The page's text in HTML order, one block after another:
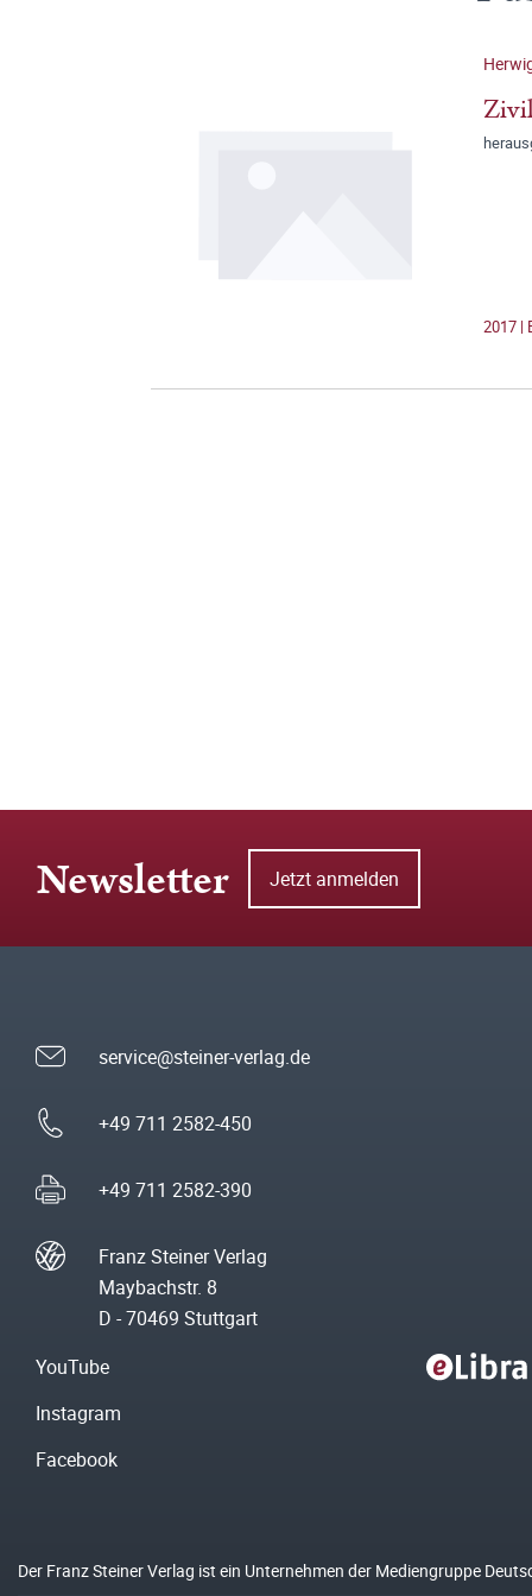
2017 |
Newsletter Jetzt anmelden
service@steiner-verlag.de
+49 711 2582-450
+49 711 2582-390
Franz Steiner Verlag
Maybachstr. 8
D - 70469 Stuttgart
YouTube
Instagram
Facebook
Der Franz Steiner Verlag ist ein Unternehmen der Mediengruppe